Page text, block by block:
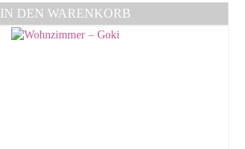
IN DEN WARENKORB